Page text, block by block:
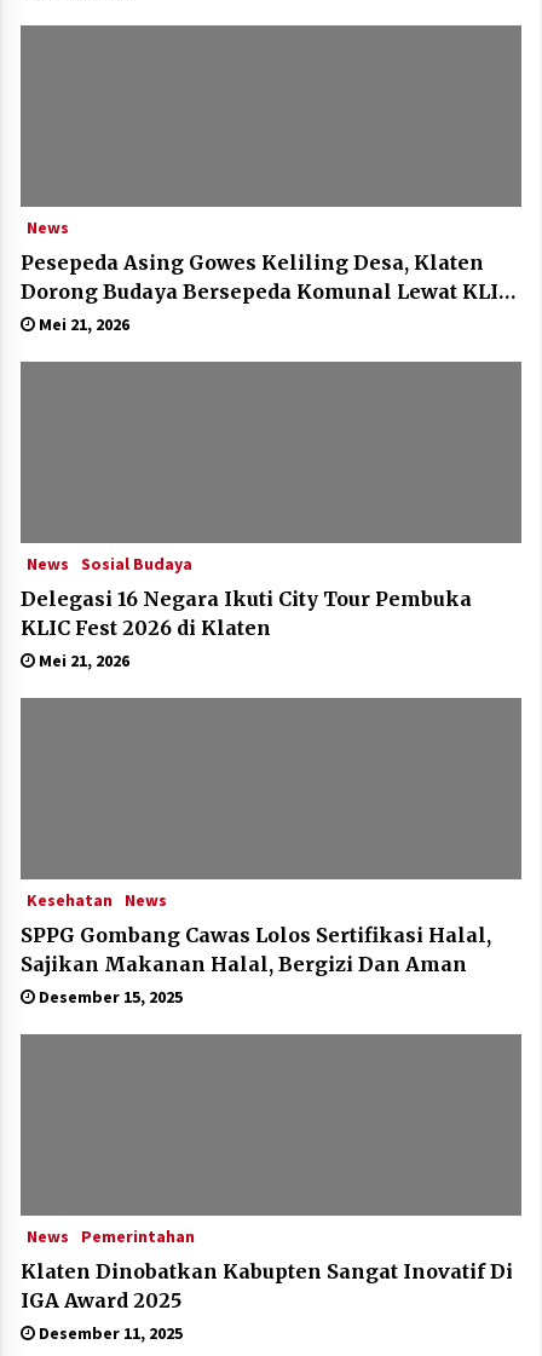
News
Pesepeda Asing Gowes Keliling Desa, Klaten
Dorong Budaya Bersepeda Komunal Lewat KLIC
Fest 2026
Mei 21, 2026
News Sosial Budaya
Delegasi 16 Negara Ikuti City Tour Pembuka
KLIC Fest 2026 di Klaten
Mei 21, 2026
Kesehatan News
SPPG Gombang Cawas Lolos Sertifikasi Halal,
Sajikan Makanan Halal, Bergizi Dan Aman
Desember 15, 2025
News Pemerintahan
Klaten Dinobatkan Kabupten Sangat Inovatif Di
IGA Award 2025
Desember 11, 2025